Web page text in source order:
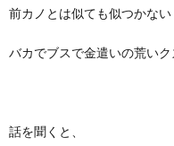
前カノとは似ても似つかない
バカでブスで金遣いの荒いク
話を聞くと、